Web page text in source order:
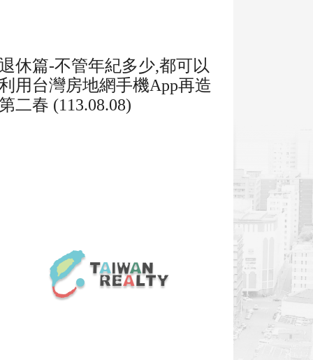
休篇-不管年紀多少,都可以
用台灣房地網手機App再造
二春 (113.08.08)